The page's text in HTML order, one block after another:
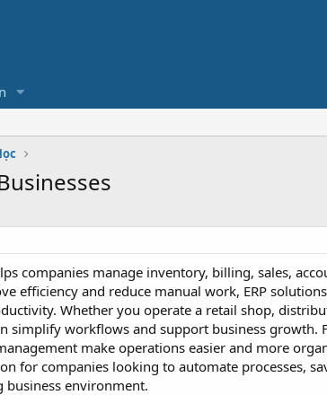
companies manage inventory, billing, sales,
efficiency and reduce manual work, ERP
Whether you operate a retail shop,
simplify workflows and support business
make operations easier and more
for companies looking to automate processes,
environment.